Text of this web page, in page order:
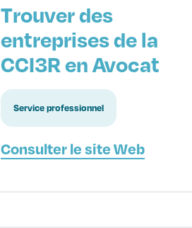
Trouver des
entreprises de la
CCI3R en Avocat
Service professionnel
Consulter le site Web